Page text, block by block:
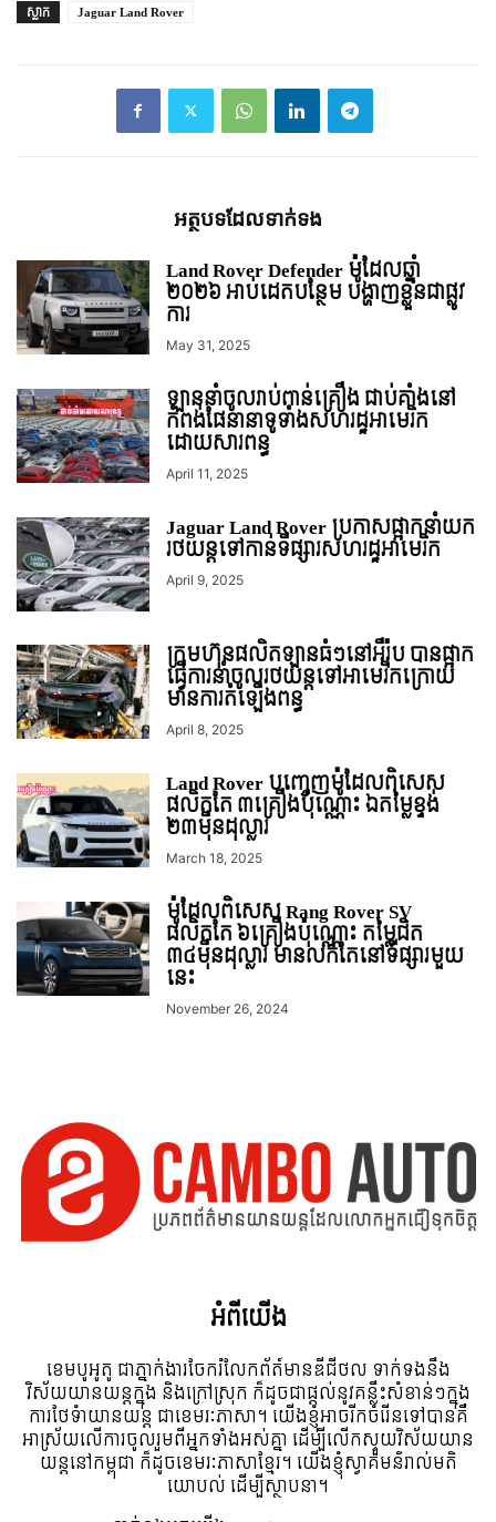
ស្លាក Jaguar Land Rover
អត្ថបទ​ដែល​ទាក់ទង
Land Rover Defender ម៉ូដែលឆ្នាំ
២០២៦ អាប់ដេតបន្ថែម បង្ហាញខ្លួនជាផ្លូវ
ការ
May 31, 2025
ឡាននាំចូលរាប់ពាន់គ្រឿង ជាប់គាំងនៅ
កំពង់ផែនានាទូទាំងសហរដ្ឋអាមេរិក
ដោយសារពន្ធ
April 11, 2025
Jaguar Land Rover ប្រកាសផ្អាកនាំយក
រថយន្តទៅកាន់ទីផ្សារសហរដ្ឋអាមេរិក
April 9, 2025
ក្រុមហ៊ុនផលិតឡានធំៗនៅអឺរ៉ុប បានផ្អាក
ធ្វើការនាំចូលរថយន្ដទៅអាមេរិកក្រោយ
មានការតំឡើងពន្ធ
April 8, 2025
Land Rover បញ្ចេញម៉ូដែលពិសេស
ផលិតតែ ៣គ្រឿងប៉ុណ្ណោះ ឯតម្លៃខ្ទង់
២៣មុឺនដុល្លារ
March 18, 2025
ម៉ូដែលពិសេស Rang Rover SV
ផលិតតែ ៦គ្រឿងប៉ុណ្ណោះ តម្លៃជិត
៣៤មុឺនដុល្លារ មានលក់តែនៅទីផ្សារមួយ
នេះ
November 26, 2024
អំពី​យើង
ខេមបូអូតូ ជាភ្នាក់ងារចែករំលែកព័ត៍មានឌីជីថល ទាក់ទងនឹង
វិស័យយានយន្តក្នុង និងក្រៅស្រុក ក៏ដូចជាផ្តល់នូវគន្លឹះសំខាន់ៗក្នុង
ការថែទំាយានយន្ត ជាខេមរៈភាសា។ យើងខ្ញុំអាចរីកចំរើនទៅបានគឺ
អាស្រ័យលើការចូលរួមពីអ្នកទាំងអស់គ្នា ដើម្បីលើកស្ទួយវិស័យយាន
យន្តនៅកម្ពុជា ក៏ដូចខេមរៈភាសាខ្មែរ។ យើងខ្ញុំស្វាគមន៌រាល់មតិ
យោបល់ ដើម្បីស្ថាបនា។